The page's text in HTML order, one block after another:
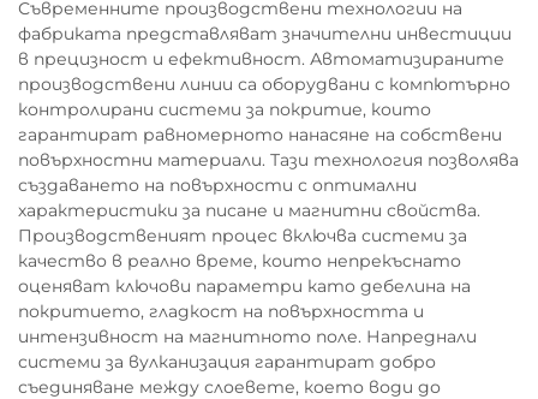
Съвременните производствени технологии на
фабриката представляват значителни инвестиции
в прецизност и ефективност. Автоматизираните
производствени линии са оборудвани с компютърно
контролирани системи за покритие, които
гарантират равномерното нанасяне на собствени
повърхностни материали. Тази технология позволява
създаването на повърхности с оптимални
характеристики за писане и магнитни свойства.
Производственият процес включва системи за
качество в реално време, които непрекъснато
оценяват ключови параметри като дебелина на
покритието, гладкост на повърхността и
интензивност на магнитното поле. Напреднали
системи за вулканизация гарантират добро
съединяване между слоевете, което води до